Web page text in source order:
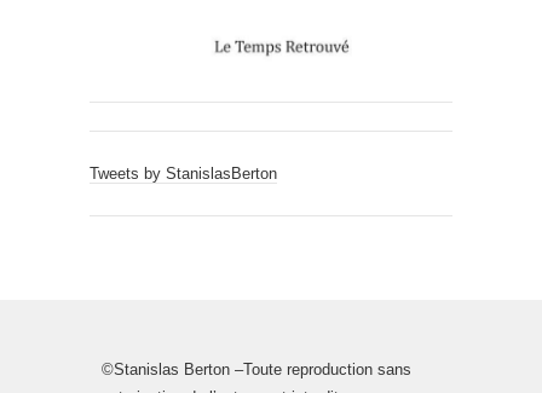
Tweets by StanislasBerton
©Stanislas Berton –Toute reproduction sans